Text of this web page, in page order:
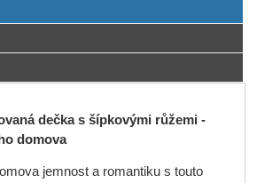
dečka s šípkovými růžemi -
domova
jemnost a romantiku s touto